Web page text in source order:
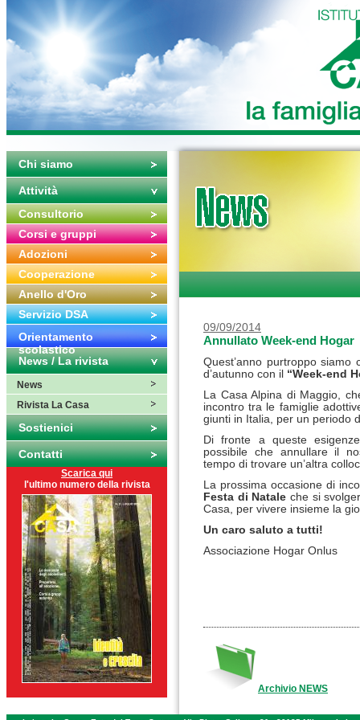
Chi siamo
Attività
Consultorio
Corsi e gruppi
Adozioni
Cooperazione
Anello d'Oro
Servizio DSA
Orientamento
scolastico
News / La rivista
News
Rivista La Casa
Sostienici
Contatti
Scarica qui
l'ultimo numero della rivista
09/09/2014
Annullato Week-end Hogar
Quest’anno purtroppo
d’autunno con il “Week-end
La Casa Alpina di Maggio,
incontro tra le famiglie
giunti in Italia, per un periodo
Di fronte a queste
possibile che annullare il
tempo di trovare un’altra
La prossima occasione di
Festa di Natale che si
Casa, per vivere insieme la
Un caro saluto a tutti!
Associazione Hogar Onlus
Archivio NEWS